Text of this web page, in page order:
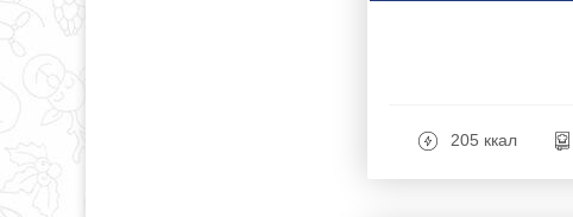
205 ккал